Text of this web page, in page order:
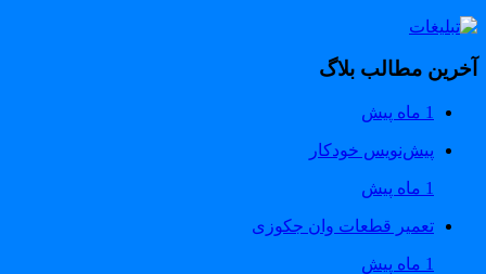
مطالب بلاگ
1 ماه پیش
پیش‌نویس خودکار
تعمیر قطعات وان جکوزی